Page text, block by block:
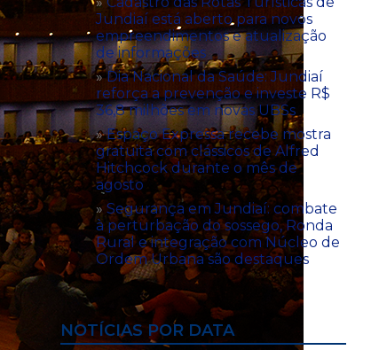
Jundiaí está aberto para novos
empreendimentos e atualização
de informações
Dia Nacional da Saúde: Jundiaí
reforça a prevenção e investe R$
36,8 milhões em novas UBSs
Espaço Expressa recebe mostra
gratuita com clássicos de Alfred
Hitchcock durante o mês de
agosto
Segurança em Jundiaí: combate
à perturbação do sossego, Ronda
Rural e integração com Núcleo de
Ordem Urbana são destaques
NOTÍCIAS POR DATA